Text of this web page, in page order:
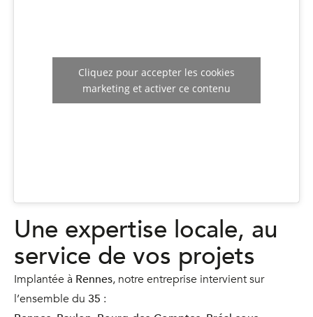
Cliquez pour accepter les cookies
marketing et activer ce contenu
Une expertise locale, au
service de vos projets
Implantée à Rennes, notre entreprise intervient sur
l’ensemble du 35 :